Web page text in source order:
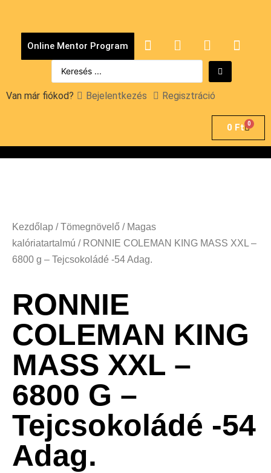
Online Mentor Program
Van már fiókod? Bejelentkezés Regisztráció
0 Ft 0
Kezdőlap /Tömegnövelő / Magas
kalóriatartalmú / RONNIE COLEMAN KING MASS XXL –
6800 g – Tejcsokoládé -54 Adag.
RONNIE
COLEMAN KING
MASS XXL –
6800 G –
Tejcsokoládé -54
Adag.